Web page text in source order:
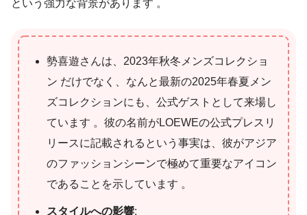
という強力な背景があります 。
勢喜遊さんは、2023年秋冬メンズコレクショ
ン だけでなく、なんと最新の2025年春夏メン
ズコレクションにも、公式ゲストとして来場し
ています 。彼の名前がLOEWEの公式プレスリ
リースに記載されるという事実は、彼がアジア
のファッションシーンで極めて重要なアイコン
であることを示しています 。
スタイルへの影響: